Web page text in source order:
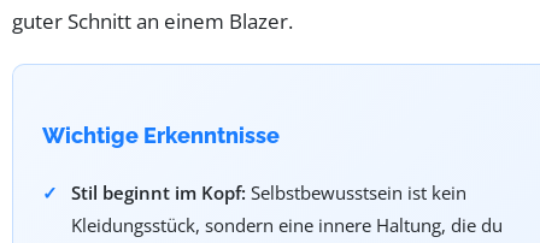
guter Schnitt an einem Blazer.
Wichtige Erkenntnisse
Stil beginnt im Kopf: Selbstbewusstsein ist kein
Kleidungsstück, sondern eine innere Haltung, die du